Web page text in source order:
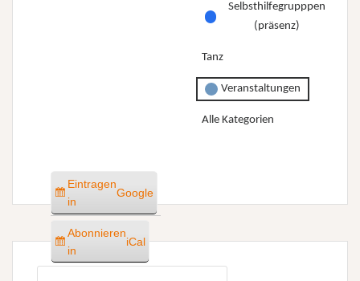
Selbsthilfegrupppen
(präsenz)
Tanz
Veranstaltungen
Alle Kategorien
Eintragen
in
Google
Abonnieren
in
iCal